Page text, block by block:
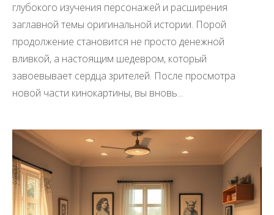
глубокого изучения персонажей и расширения
заглавной темы оригинальной истории. Порой
продолжение становится не просто денежной
вливкой, а настоящим шедевром, который
завоевывает сердца зрителей. После просмотра
новой части кинокартины, вы вновь...